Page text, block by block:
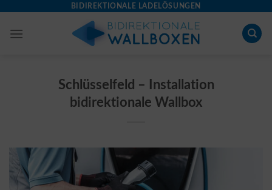
content
BIDIREKTIONALE LADELÖSUNGEN
Schlüsselfeld – Installation
bidirektionale Wallbox